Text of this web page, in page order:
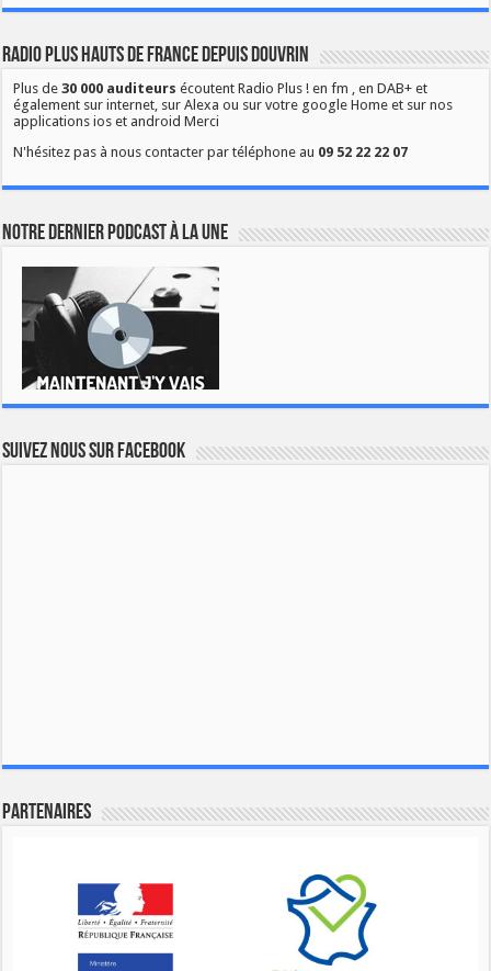
Radio Plus Hauts de France depuis Douvrin
Plus de30 000 auditeurs écoutent Radio Plus ! en fm , en DAB+ et
également sur internet, sur Alexa ou sur votre google Home et sur nos
applications ios et android Merci
N'hésitez pas à nous contacter par téléphone au 09 52 22 22 07
Notre dernier podcast à la une
Suivez nous sur Facebook
Partenaires